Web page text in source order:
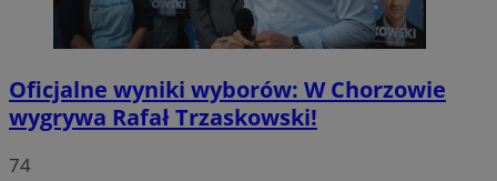
Oficjalne wyniki wyborów: W Chorzowie
wygrywa Rafał Trzaskowski!
74